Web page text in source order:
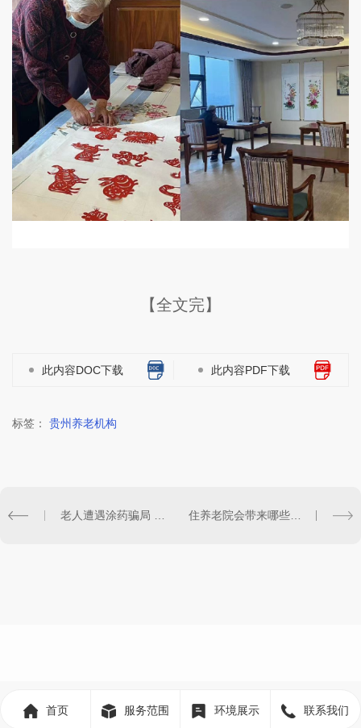
【全文完】
此内容DOC下载 此内容PDF下载
标签： 贵州养老机构
首页 服务范围 环境展示 联系我们